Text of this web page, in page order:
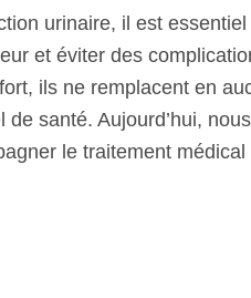
urinaire, il est
et éviter des
ils ne remplacent en
de santé. Aujourd’hui,
le traitement